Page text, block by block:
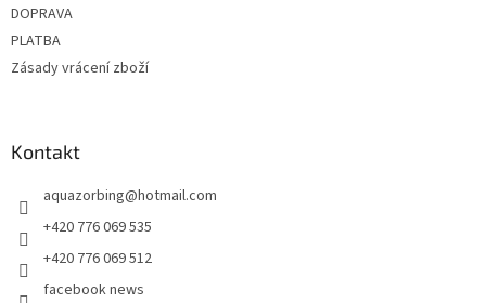
DOPRAVA
PLATBA
Zásady vrácení zboží
Kontakt
aquazorbing@hotmail.com
+420 776 069 535
+420 776 069 512
facebook news